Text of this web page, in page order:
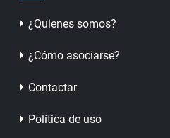
¿Quienes somos?
¿Cómo asociarse?
Contactar
Política de uso